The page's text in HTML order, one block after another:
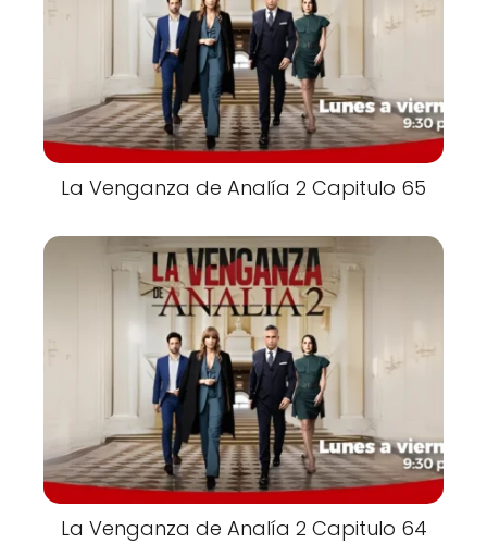
La Venganza de Analía 2 Capitulo 65
La Venganza de Analía 2 Capitulo 64